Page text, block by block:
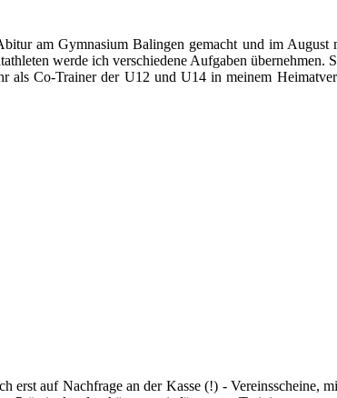
am Gymnasium Balingen gemacht und im
werde ich verschiedene Aufgaben übernehmen.
als Co-Trainer der U12 und U14 in meinem
auf Nachfrage an der Kasse (!) - Vereinsscheine,